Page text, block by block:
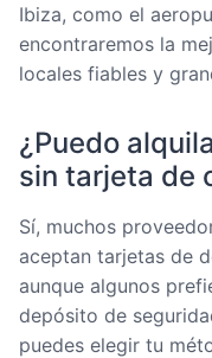
Ibiza, como el
encontraremos la
locales fiables y
¿Puedo
sin tarjeta de
Sí, muchos
aceptan tarjetas de
aunque algunos
depósito de
puedes elegir tu